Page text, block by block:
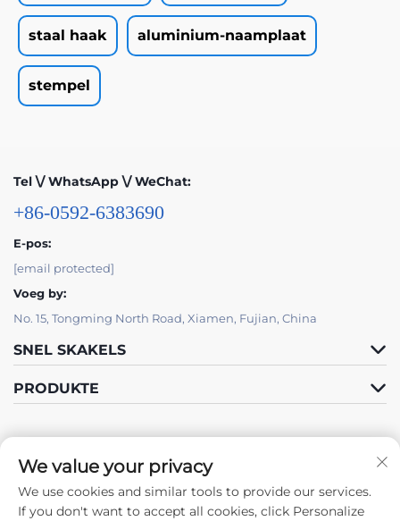
staal haak aluminium-naamplaat
stempel
Tel \/ WhatsApp \/ WeChat:
+86-0592-6383690
E-pos:
[email protected]
Voeg by:
No. 15, Tongming North Road, Xiamen, Fujian, China
SNEL SKAKELS
PRODUKTE
Volg Ons
We value your privacy
We use cookies and similar tools to provide our services.
If you don't want to accept all cookies, click Personalize